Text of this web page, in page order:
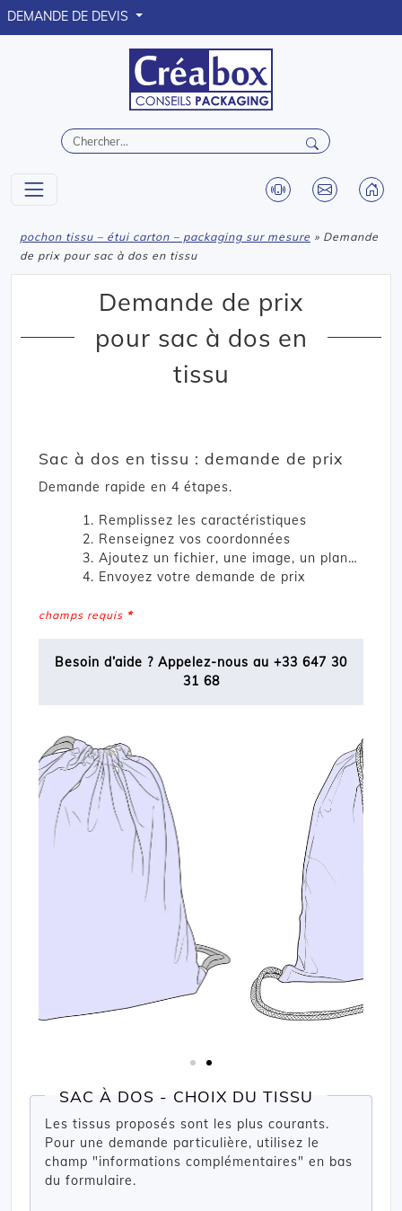
DEMANDE DE DEVIS
pochon tissu – étui carton – packaging sur mesure » Demande
de prix pour sac à dos en tissu
Demande de prix
pour sac à dos en
tissu
Sac à dos en tissu : demande de prix
Demande rapide en 4 étapes.
Remplissez les caractéristiques
Renseignez vos coordonnées
Ajoutez un fichier, une image, un plan…
Envoyez votre demande de prix
champs requis *
Besoin d’aide ? Appelez-nous au +33 647 30
31 68
SAC À DOS - CHOIX DU TISSU
Les tissus proposés sont les plus courants.
Pour une demande particulière, utilisez le
champ "informations complémentaires" en bas
du formulaire.